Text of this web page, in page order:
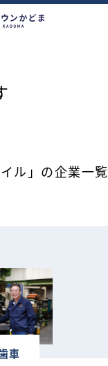
ル」の企業一覧
車